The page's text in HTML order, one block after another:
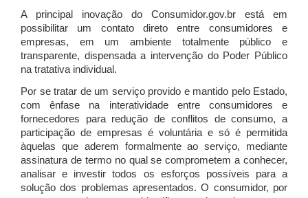
A principal inovação do Consumidor.gov.br está em
possibilitar um contato direto entre consumidores e
empresas, em um ambiente totalmente público e
transparente, dispensada a intervenção do Poder Público
na tratativa individual.
Por se tratar de um serviço provido e mantido pelo Estado,
com ênfase na interatividade entre consumidores e
fornecedores para redução de conflitos de consumo, a
participação de empresas é voluntária e só é permitida
àquelas que aderem formalmente ao serviço, mediante
assinatura de termo no qual se comprometem a conhecer,
analisar e investir todos os esforços possíveis para a
solução dos problemas apresentados. O consumidor, por